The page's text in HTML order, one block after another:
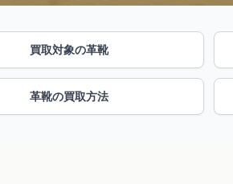
買取対象の革靴
革靴の買取方法